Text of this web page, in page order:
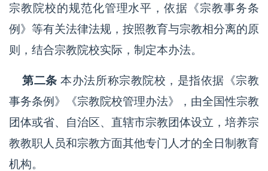
宗教院校的规范化管理水平，依据《宗教事务条
例》等有关法律法规，按照教育与宗教相分离的原
则，结合宗教院校实际，制定本办法。
第二条 本办法所称宗教院校，是指依据《宗教
事务条例》《宗教院校管理办法》，由全国性宗教
团体或省、自治区、直辖市宗教团体设立，培养宗
教教职人员和宗教方面其他专门人才的全日制教育
机构。